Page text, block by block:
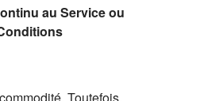
au Service ou
Toutefois,